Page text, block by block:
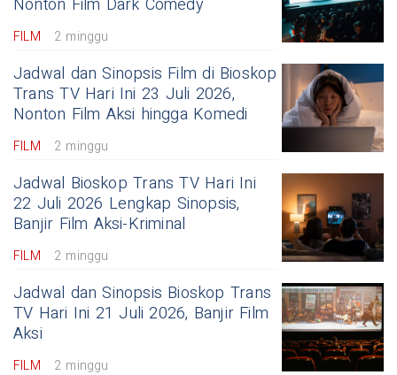
Nonton Film Dark Comedy
FILM 2 minggu
Jadwal dan Sinopsis Film di Bioskop
Trans TV Hari Ini 23 Juli 2026,
Nonton Film Aksi hingga Komedi
FILM 2 minggu
Jadwal Bioskop Trans TV Hari Ini
22 Juli 2026 Lengkap Sinopsis,
Banjir Film Aksi-Kriminal
FILM 2 minggu
Jadwal dan Sinopsis Bioskop Trans
TV Hari Ini 21 Juli 2026, Banjir Film
Aksi
FILM 2 minggu